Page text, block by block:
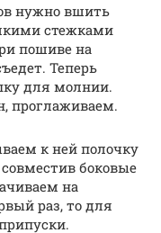
нужно вшить
стежками
пошиве на
Теперь
для молнии.
проглаживаем.
к ней полочку
боковые
на
раз, то для